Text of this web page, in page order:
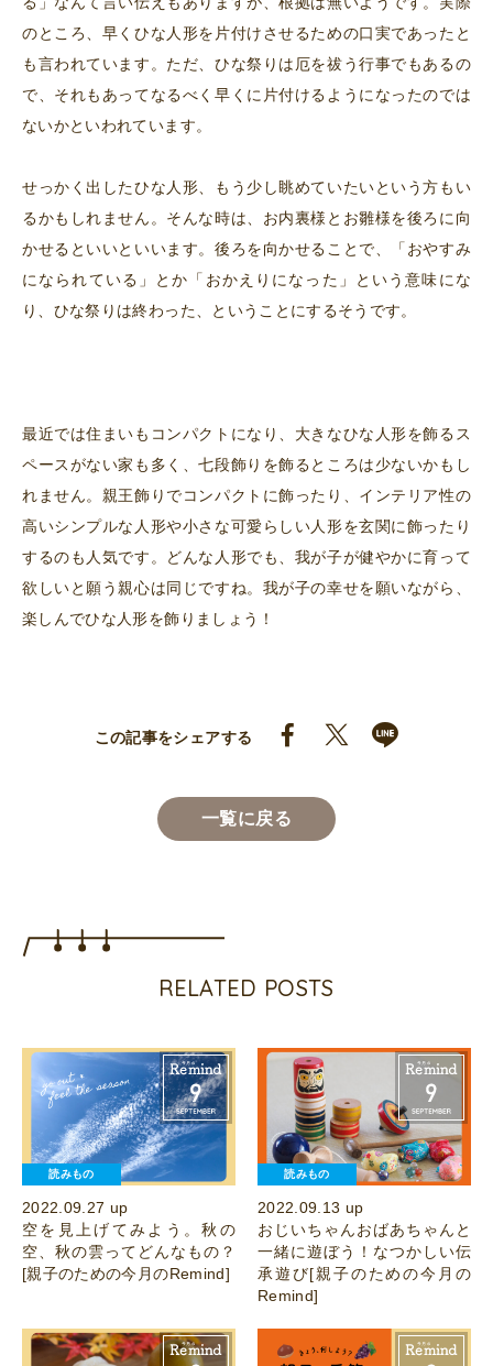
のところ、早くひな人形を片付けさせるための口実であったと
も言われています。ただ、ひな祭りは厄を祓う行事でもあるの
で、それもあってなるべく早くに片付けるようになったのでは
ないかといわれています。
せっかく出したひな人形、もう少し眺めていたいという方もい
るかもしれません。そんな時は、お内裏様とお雛様を後ろに向
かせるといいといいます。後ろを向かせることで、「おやすみ
になられている」とか「おかえりになった」という意味にな
り、ひな祭りは終わった、ということにするそうです。
最近では住まいもコンパクトになり、大きなひな人形を飾るス
ペースがない家も多く、七段飾りを飾るところは少ないかもし
れません。親王飾りでコンパクトに飾ったり、インテリア性の
高いシンプルな人形や小さな可愛らしい人形を玄関に飾ったり
するのも人気です。どんな人形でも、我が子が健やかに育って
欲しいと願う親心は同じですね。我が子の幸せを願いながら、
楽しんでひな人形を飾りましょう！
この記事をシェアする
一覧に戻る
RELATED POSTS
読みもの
2022.09.27 up
空を見上げてみよう。秋の
空、秋の雲ってどんなもの？
[親子のための今月のRemind]
読みもの
2022.09.13 up
おじいちゃんおばあちゃんと
一緒に遊ぼう！なつかしい伝
承遊び[親子のための今月の
Remind]